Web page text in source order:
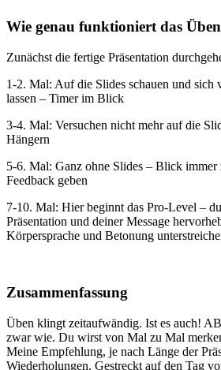
Wie genau funktioniert das
Zunächst die fertige Präsentation
1-2. Mal: Auf die Slides schauen und sich
lassen – Timer im Blick
3-4. Mal: Versuchen nicht mehr auf die
Hängern
5-6. Mal: Ganz ohne Slides – Blick
Feedback geben
7-10. Mal: Hier beginnt das Pro-Level –
Präsentation und deiner Message
Körpersprache und Betonung
Zusammenfassung
Üben klingt zeitaufwändig. Ist es auch!
zwar wie. Du wirst von Mal zu Mal
Meine Empfehlung, je nach Länge der
Wiederholungen. Gestreckt auf den Tag